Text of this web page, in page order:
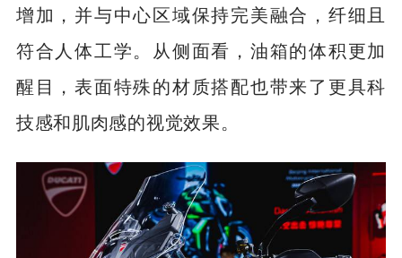
增加，并与中心区域保持完美融合，纤细且
符合人体工学。从侧面看，油箱的体积更加
醒目，表面特殊的材质搭配也带来了更具科
技感和肌肉感的视觉效果。